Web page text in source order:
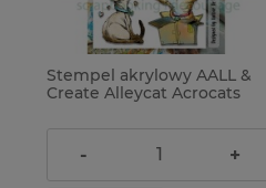
Koronka gipiurowa 30mm biała
Stempel akrylowy AALL &
Create Alleycat Acrocats
56,00 zł
- +